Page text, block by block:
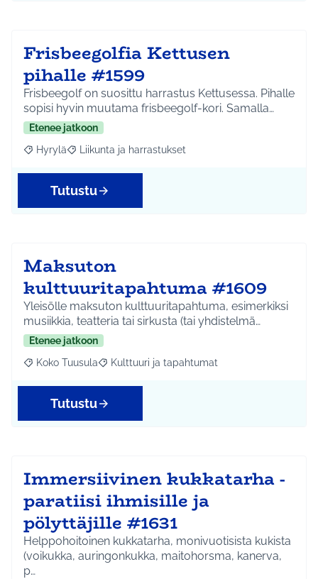
Frisbeegolfia Kettusen
pihalle #1599
Frisbeegolf on suosittu harrastus Kettusessa. Pihalle
sopisi hyvin muutama frisbeegolf-kori. Samalla…
Etenee jatkoon
Rajaa tulokset aihepiirin mukaan: Hyrylä
Hyrylä Rajaa tulokset teeman mukaan: Liikunta ja
Liikunta ja harrastukset
Tutustu
Maksuton
kulttuuritapahtuma #1609
Yleisölle maksuton kulttuuritapahtuma, esimerkiksi
musiikkia, teatteria tai sirkusta (tai yhdistelmä…
Etenee jatkoon
Rajaa tulokset aihepiirin mukaan: Koko Tuusula
Koko Tuusula Rajaa tulokset teeman mukaan: Kulttuuri ja
Kulttuuri ja tapahtumat
Tutustu
Immersiivinen kukkatarha -
paratiisi ihmisille ja
pölyttäjille #1631
Helppohoitoinen kukkatarha, monivuotisista kukista
(voikukka, auringonkukka, maitohorsma, kanerva,
p…